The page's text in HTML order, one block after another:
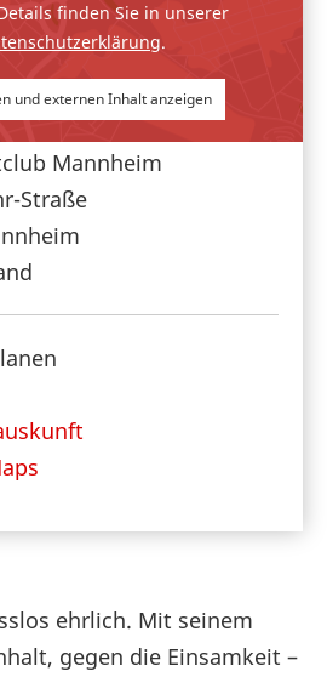
finden Sie in unserer
.
und externen Inhalt anzeigen
Mannheim
Straße
ehrlich. Mit seinem
gegen die Einsamkeit –